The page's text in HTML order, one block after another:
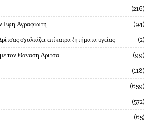
216
Εφη Αγραφιωτη 94
σχολιάζει επίκαιρα ζητήματα υγείας 2
τον Θαναση Δριτσα 99
118
659
572
65